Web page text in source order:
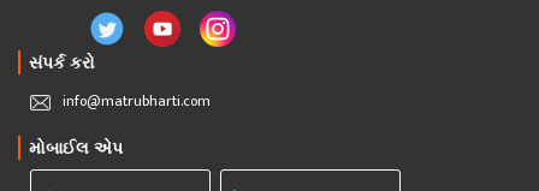
સંપર્ક કરો
info@matrubharti.com
મોબાઈલ એપ